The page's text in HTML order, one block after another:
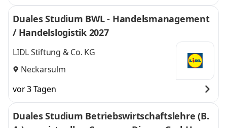
Duales Studium BWL - Handelsmanagement
/ Handelslogistik 2027
LIDL Stiftung & Co. KG
Neckarsulm
vor 3 Tagen
Duales Studium Betriebswirtschaftslehre (B.